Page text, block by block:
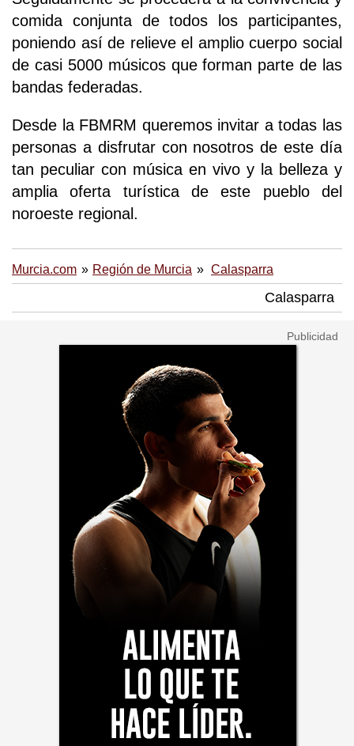
comida conjunta de todos los participantes,
poniendo así de relieve el amplio cuerpo social
de casi 5000 músicos que forman parte de las
bandas federadas.
Desde la FBMRM queremos invitar a todas las
personas a disfrutar con nosotros de este día
tan peculiar con música en vivo y la belleza y
amplia oferta turística de este pueblo del
noroeste regional.
Murcia.com Región de Murcia Calasparra
Calasparra